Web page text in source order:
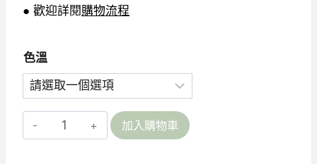
● 歡迎詳閱購物流程
色溫
【雨
果
加入購物車